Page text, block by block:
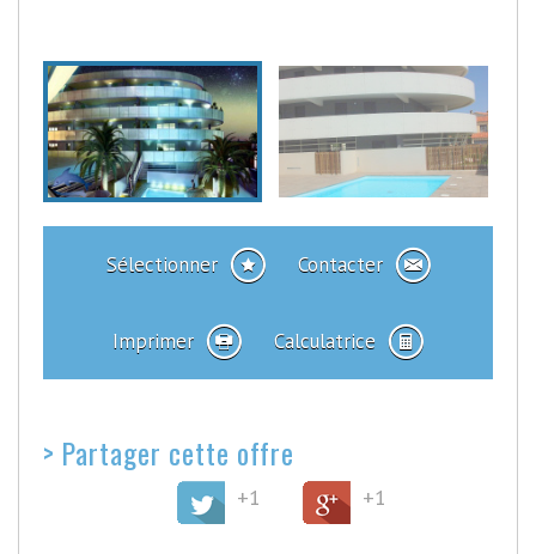
Sélectionner Contacter
Imprimer Calculatrice
> Partager cette offre
+1 +1